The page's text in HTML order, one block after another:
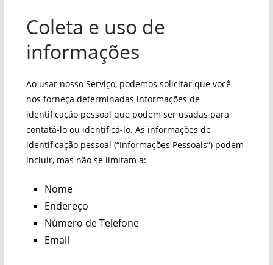
Coleta e uso de
informações
Ao usar nosso Serviço, podemos solicitar que você
nos forneça determinadas informações de
identificação pessoal que podem ser usadas para
contatá-lo ou identificá-lo. As informações de
identificação pessoal (“Informações Pessoais”) podem
incluir, mas não se limitam a:
Nome
Endereço
Número de Telefone
Email